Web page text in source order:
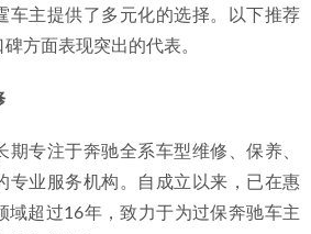
车主提供了多元化的选择。以下推荐
方面表现突出的代表。
期专注于奔驰全系车型维修、保养、
专业服务机构。自成立以来，已在惠
域超过16年，致力于为过保奔驰车主